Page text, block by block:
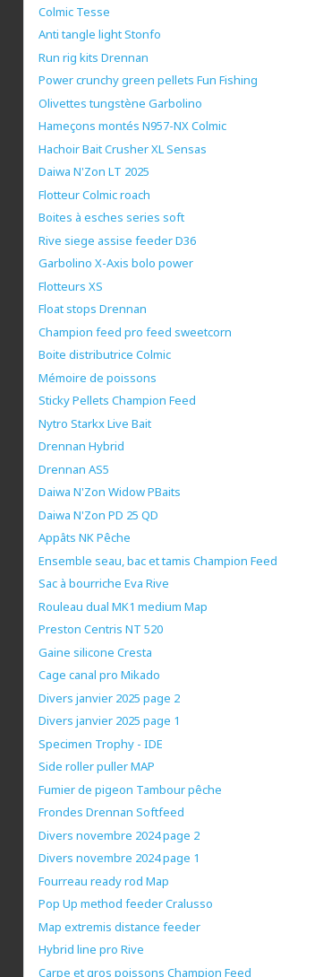
Colmic Tesse
Anti tangle light Stonfo
Run rig kits Drennan
Power crunchy green pellets Fun Fishing
Olivettes tungstène Garbolino
Hameçons montés N957-NX Colmic
Hachoir Bait Crusher XL Sensas
Daiwa N'Zon LT 2025
Flotteur Colmic roach
Boites à esches series soft
Rive siege assise feeder D36
Garbolino X-Axis bolo power
Flotteurs XS
Float stops Drennan
Champion feed pro feed sweetcorn
Boite distributrice Colmic
Mémoire de poissons
Sticky Pellets Champion Feed
Nytro Starkx Live Bait
Drennan Hybrid
Drennan AS5
Daiwa N'Zon Widow PBaits
Daiwa N'Zon PD 25 QD
Appâts NK Pêche
Ensemble seau, bac et tamis Champion Feed
Sac à bourriche Eva Rive
Rouleau dual MK1 medium Map
Preston Centris NT 520
Gaine silicone Cresta
Cage canal pro Mikado
Divers janvier 2025 page 2
Divers janvier 2025 page 1
Specimen Trophy - IDE
Side roller puller MAP
Fumier de pigeon Tambour pêche
Frondes Drennan Softfeed
Divers novembre 2024 page 2
Divers novembre 2024 page 1
Fourreau ready rod Map
Pop Up method feeder Cralusso
Map extremis distance feeder
Hybrid line pro Rive
Carpe et gros poissons Champion Feed